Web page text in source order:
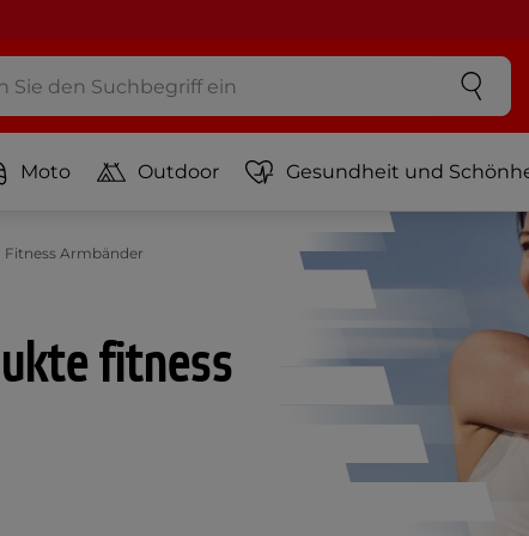
Moto Outdoor Gesundheit und
fitness
Fitness Armbänder